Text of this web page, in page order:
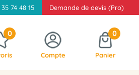
74 48 15 Demande de devis (Pro)
0
Compte
0
Panier